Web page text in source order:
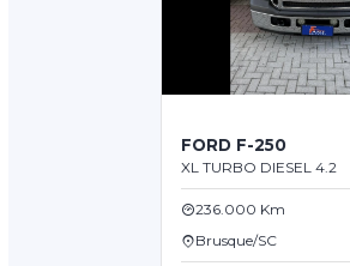
FORD F-250
XL TURBO DIESEL 4.2
236.000 Km
Brusque/SC